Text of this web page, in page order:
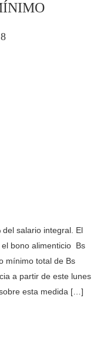
salario integral. El
bono alimenticio Bs
mínimo total de Bs
a partir de este lunes
esta medida […]